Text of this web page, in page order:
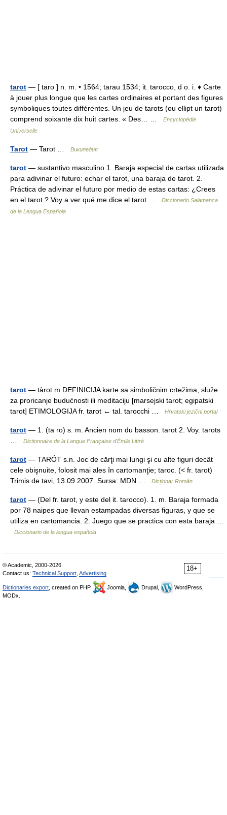
tarot — [ taro ] n. m. • 1564; tarau 1534; it. tarocco, d o. i. ♦ Carte
à jouer plus longue que les cartes ordinaires et portant des figures
symboliques toutes différentes. Un jeu de tarots (ou ellipt un tarot)
comprend soixante dix huit cartes. « Des… …
Encyclopédie
Universelle
Tarot — Tarot … Википедия
tarot — sustantivo masculino 1. Baraja especial de cartas utilizada
para adivinar el futuro: echar el tarot, una baraja de tarot. 2.
Práctica de adivinar el futuro por medio de estas cartas: ¿Crees
en el tarot ? Voy a ver qué me dice el tarot …
Diccionario Salamanca
de la Lengua Española
tarot — tàrot m DEFINICIJA karte sa simboličnim crtežima; služe
za proricanje budućnosti ili meditaciju [marsejski tarot; egipatski
tarot] ETIMOLOGIJA fr. tarot ← tal. tarocchi …
Hrvatski jezični portal
tarot — 1. (ta ro) s. m. Ancien nom du basson. tarot 2. Voy. tarots
Dictionnaire de la Langue Française d'Émile Littré
tarot — TARÓT s.n. Joc de cărţi mai lungi şi cu alte figuri decât
cele obişnuite, folosit mai ales în cartomanţie; taroc. (< fr. tarot)
Trimis de tavi, 13.09.2007. Sursa: MDN …
Dicționar Român
tarot — (Del fr. tarot, y este del it. tarocco). 1. m. Baraja formada
por 78 naipes que llevan estampadas diversas figuras, y que se
utiliza en cartomancia. 2. Juego que se practica con esta baraja …
Diccionario de la lengua española
18+
© Academic, 2000-2026
Contact us: Technical Support Advertising
Dictionaries export , created on PHP, Joomla, Drupal,
WordPress,
MODx.